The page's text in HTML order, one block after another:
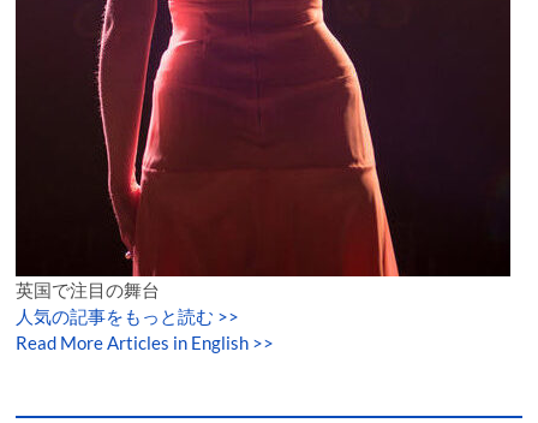
英国で注目の舞台
人気の記事をもっと読む >>
Read More Articles in English >>